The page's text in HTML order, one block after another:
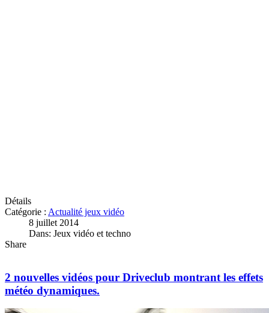
Détails
Catégorie : Actualité jeux vidéo
8 juillet 2014
Dans: Jeux vidéo et techno
Share
2 nouvelles vidéos pour Driveclub montrant les effets
météo dynamiques.